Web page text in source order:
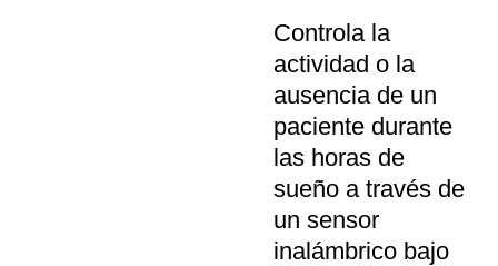
Controla la
actividad o la
ausencia de un
paciente durante
las horas de
sueño a través de
un sensor
inalámbrico bajo